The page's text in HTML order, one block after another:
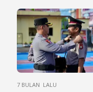
7 BULAN LALU